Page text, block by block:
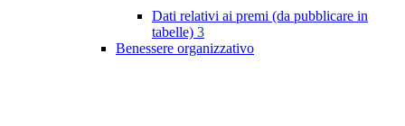
Dati relativi ai premi (da pubblicare in
tabelle) 3
Benessere organizzativo